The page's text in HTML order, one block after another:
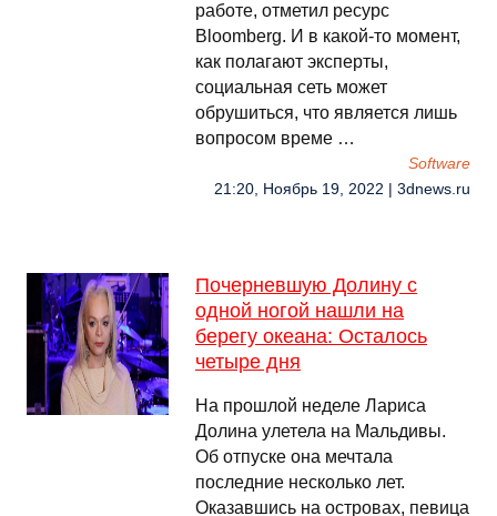
работе, отметил ресурс
Bloomberg. И в какой-то момент,
как полагают эксперты,
социальная сеть может
обрушиться, что является лишь
вопросом време …
Software
21:20, Ноябрь 19, 2022 | 3dnews.ru
Почерневшую Долину с
одной ногой нашли на
берегу океана: Осталось
четыре дня
На прошлой неделе Лариса
Долина улетела на Мальдивы.
Об отпуске она мечтала
последние несколько лет.
Оказавшись на островах, певица